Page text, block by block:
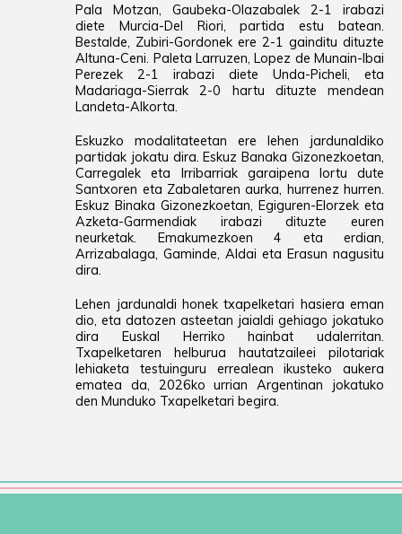
Pala Motzan, Gaubeka-Olazabalek 2-1 irabazi
diete Murcia-Del Riori, partida estu batean.
Bestalde, Zubiri-Gordonek ere 2-1 gainditu dituzte
Altuna-Ceni. Paleta Larruzen, Lopez de Munain-Ibai
Perezek 2-1 irabazi diete Unda-Picheli, eta
Madariaga-Sierrak 2-0 hartu dituzte mendean
Landeta-Alkorta.
Eskuzko modalitateetan ere lehen jardunaldiko
partidak jokatu dira. Eskuz Banaka Gizonezkoetan,
Carregalek eta Irribarriak garaipena lortu dute
Santxoren eta Zabaletaren aurka, hurrenez hurren.
Eskuz Binaka Gizonezkoetan, Egiguren-Elorzek eta
Azketa-Garmendiak irabazi dituzte euren
neurketak. Emakumezkoen 4 eta erdian,
Arrizabalaga, Gaminde, Aldai eta Erasun nagusitu
dira.
Lehen jardunaldi honek txapelketari hasiera eman
dio, eta datozen asteetan jaialdi gehiago jokatuko
dira Euskal Herriko hainbat udalerritan.
Txapelketaren helburua hautatzaileei pilotariak
lehiaketa testuinguru errealean ikusteko aukera
ematea da, 2026ko urrian Argentinan jokatuko
den Munduko Txapelketari begira.